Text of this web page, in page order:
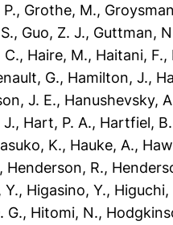
, Grothe, M.,
, Guo, Z. J., Guttman,
C., Haire, M., Haitani, F.,
G., Hamilton, J.,
J. E., Hanushevsky,
J., Hart, P. A., Hartfiel,
K., Hauke, A.,
, Henderson, R.,
Y., Higasino, Y., Higuchi,
G., Hitomi, N.,